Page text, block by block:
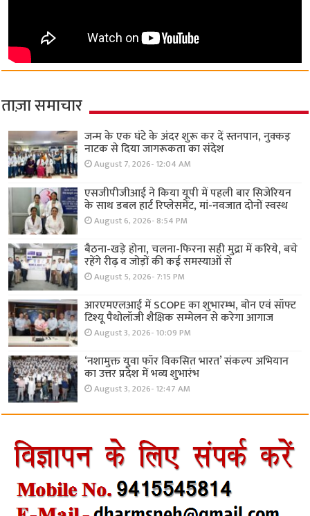
ताज़ा समाचार
जन्म के एक घंटे के अंदर शुरू कर दें स्तनपान, नुक्कड़
नाटक से दिया जागरूकता का संदेश
August 7, 2026- 12:04 AM
एसजीपीजीआई ने किया यूपी में पहली बार सिजेरियन
के साथ डबल हार्ट रिप्लेसमेंट, मां-नवजात दोनों स्वस्थ
August 6, 2026- 8:54 PM
बैठना-खड़े होना, चलना-फिरना सही मुद्रा में करिये, बचे
रहेंगे रीढ़ व जोड़ों की कई समस्याओं से
August 5, 2026- 7:15 PM
आरएमएलआई में SCOPE का शुभारम्भ, बोन एवं सॉफ्ट
टिश्यू पैथोलॉजी शैक्षिक सम्मेलन से करेगा आगाज
August 3, 2026- 10:09 PM
‘नशामुक्त युवा फॉर विकसित भारत’ संकल्प अभियान
का उत्तर प्रदेश में भव्य शुभारंभ
August 3, 2026- 12:47 AM